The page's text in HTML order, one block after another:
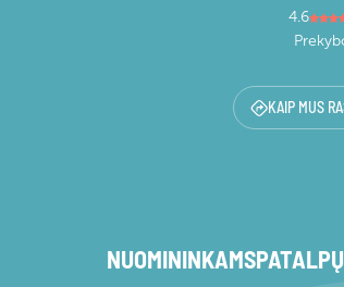
4.6
KAIP MUS
NUOMININKAMS